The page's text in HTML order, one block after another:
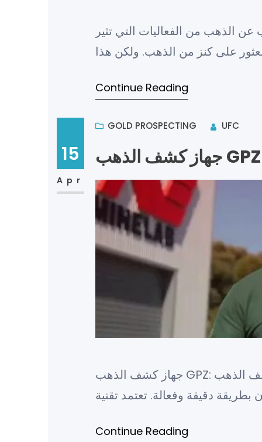
عن الذهب من الفعاليات التي تثير
Continue Reading
15
Apr
GOLD PROSPECTING UFC
جهاز كشف الذهب GPZ: تقنية حديثة لاكتشاف الكنوز والمعادن جهاز كشف الذهب GPZ هو
Continue Reading